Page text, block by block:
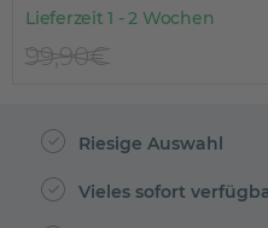
Lieferzeit 1 - 2 Wochen
99,90€
Riesige Auswahl
Vieles sofort